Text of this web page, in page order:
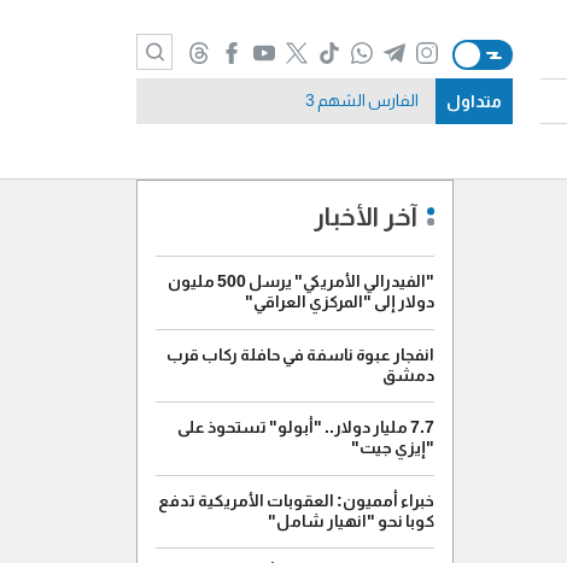
متداول الفارس الشهم 3
آخر الأخبار
"الفيدرالي الأمريكي" يرسل 500 مليون
دولار إلى "المركزي العراقي"
انفجار عبوة ناسفة في حافلة ركاب قرب
دمشق
7.7 مليار دولار.. "أبولو" تستحوذ على
"إيزي جيت"
خبراء أمميون: العقوبات الأمريكية تدفع
كوبا نحو "انهيار شامل"